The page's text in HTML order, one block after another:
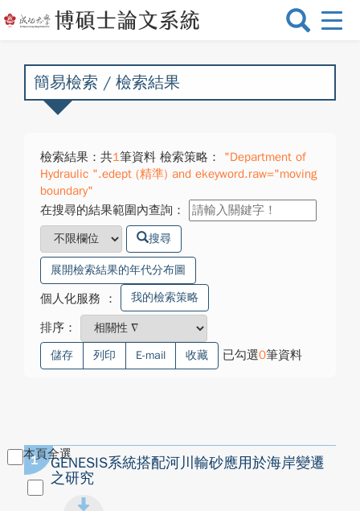
選
換
簡易檢索 / 檢索結果
檢索結果：共1筆資料 檢索策略：
"Department of
Hydraulic ".edept (精準) and ekeyword.raw="moving
boundary"
在搜尋的結果範圍內查詢：
搜尋
展開檢索結果的年代分布圖
個人化服務 ： 我的檢索策略
排序：
儲存 列印 E-mail 收藏 已勾選0筆資料
本頁全選
1
GENESIS系統搭配河川輸砂應用於海岸變遷
之研究